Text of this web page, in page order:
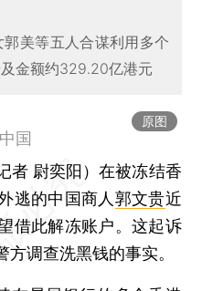
美等五人合谋利用多个
金额约329.20亿港元
原图
国
者 尉奕阳）在被冻结香
逃的中国商人 郭文贵近
借此解冻账户。这起诉
调查洗黑钱的事实。